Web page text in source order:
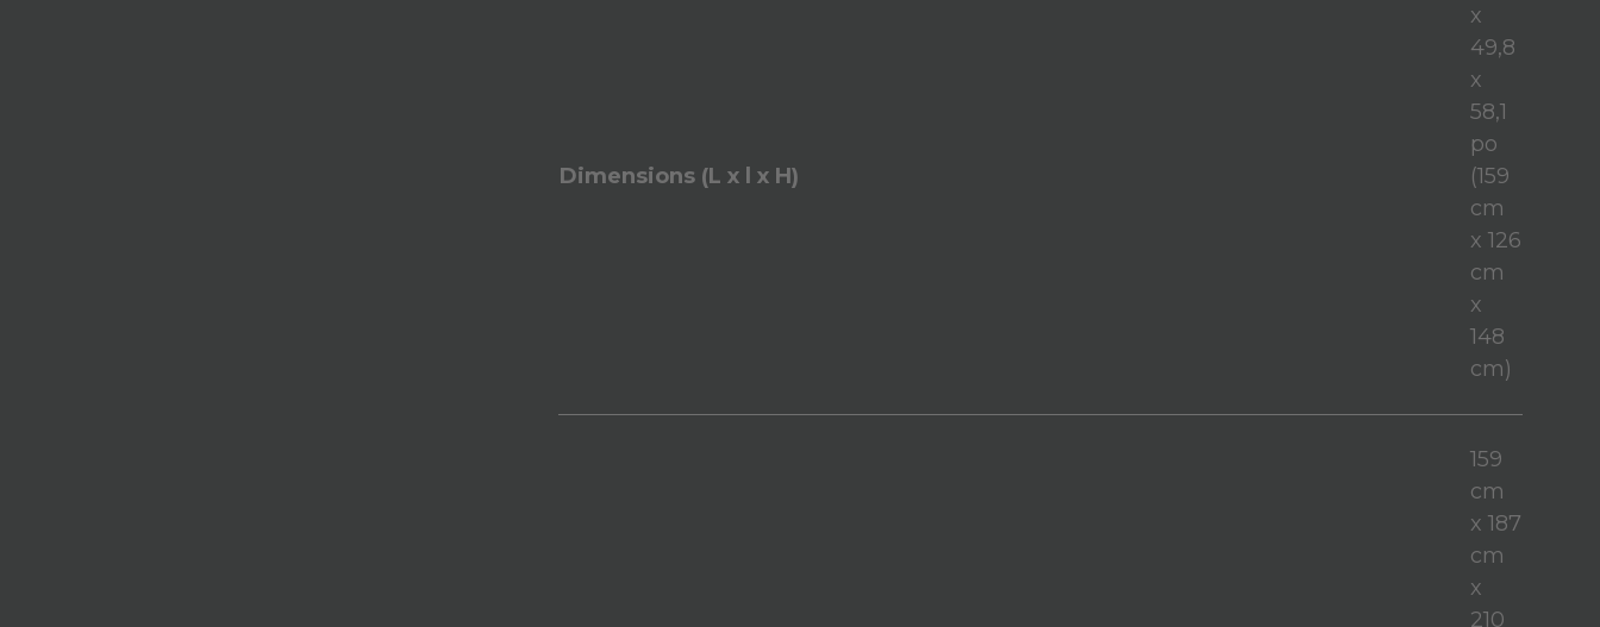
Dimensions (L x l x H)
x
49,8
x
58,1
po
(159
cm
x 126
cm
x
148
cm)
159
cm
x 187
cm
x
210